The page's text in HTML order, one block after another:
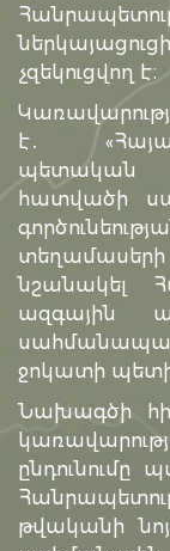
չզեկուցվող է։
է․
պետական
հատվածի
նշանակել
ազգային
ջոկատի
Նախագծի
թվականի